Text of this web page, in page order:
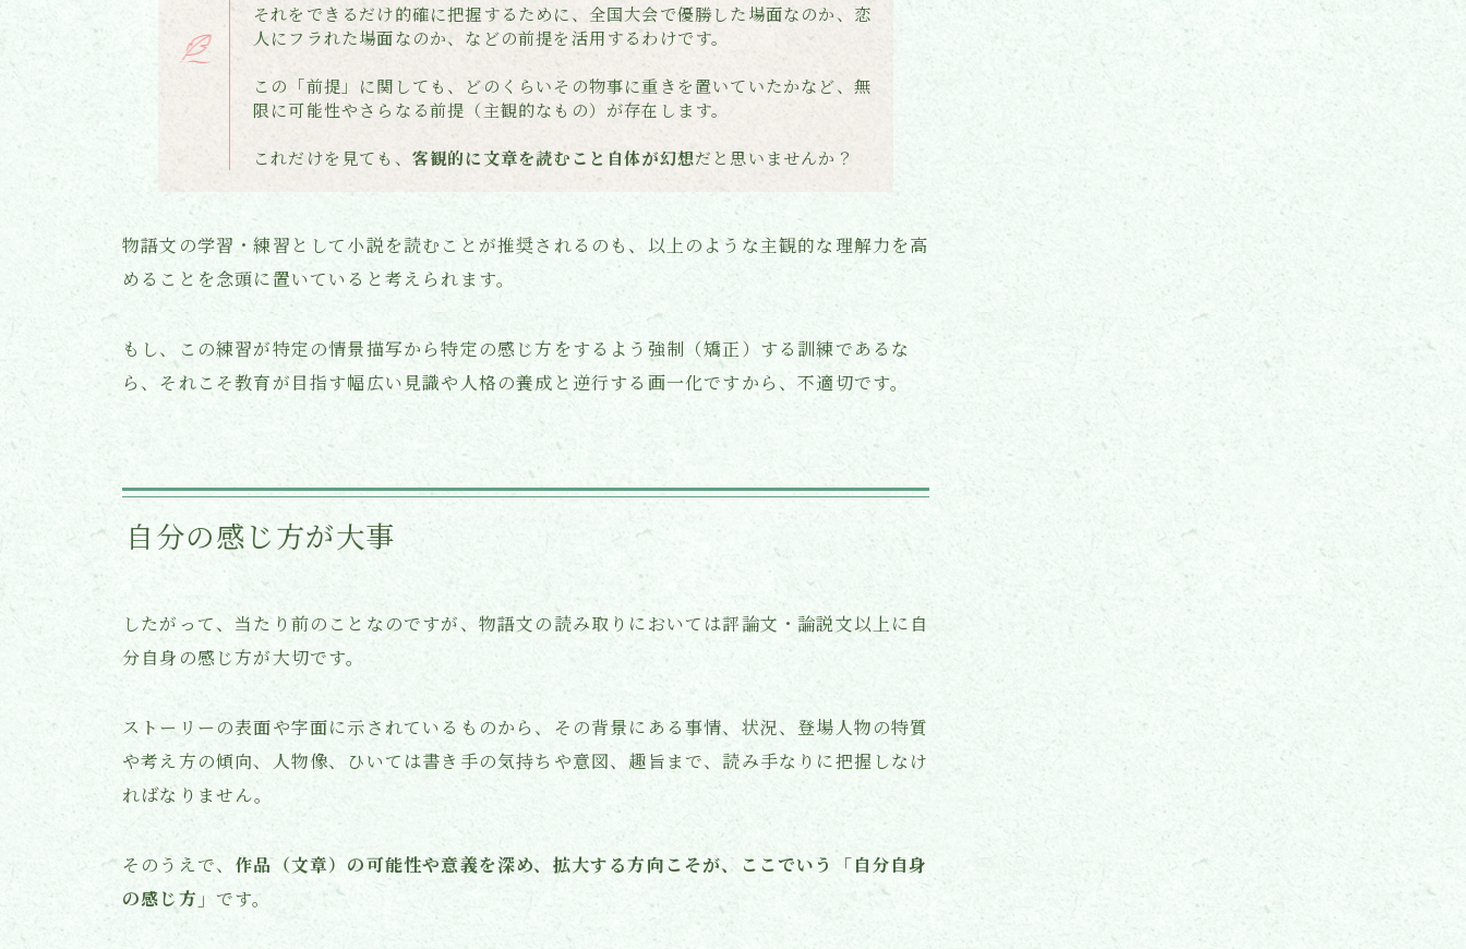
それをできるだけ的確に把握するために、全国大会で優勝した場面なのか、恋
人にフラれた場面なのか、などの前提を活用するわけです。
この「前提」に関しても、どのくらいその物事に重きを置いていたかなど、無
限に可能性やさらなる前提（主観的なもの）が存在します。
これだけを見ても、 客観的に文章を読むこと自体が幻想だと思いませんか？
物語文の学習・練習として小説を読むことが推奨されるのも、以上のような主観的な理解力を高
めることを念頭に置いていると考えられます。
もし、この練習が特定の情景描写から特定の感じ方をするよう強制（矯正）する訓練であるな
ら、それこそ教育が目指す幅広い見識や人格の養成と逆行する画一化ですから、不適切です。
自分の感じ方が大事
したがって、当たり前のことなのですが、物語文の読み取りにおいては評論文・論説文以上に自
分自身の感じ方が大切です。
ストーリーの表面や字面に示されているものから、その背景にある事情、状況、登場人物の特質
や考え方の傾向、人物像、ひいては書き手の気持ちや意図、趣旨まで、読み手なりに把握しなけ
ればなりません。
そのうえで、 作品（文章）の可能性や意義を深め、拡大する方向こそが、ここでいう「自分自身
の感じ方」 です。